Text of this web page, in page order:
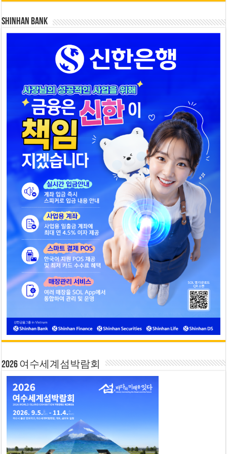
SHINHAN BANK
2026 여수세계섬박람회